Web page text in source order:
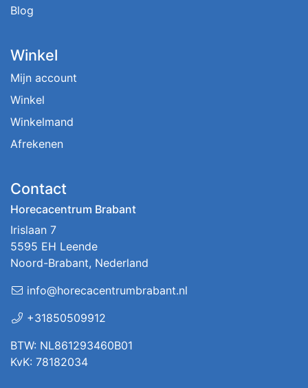
Blog
Winkel
Mijn account
Winkel
Winkelmand
Afrekenen
Contact
Horecacentrum Brabant
Irislaan 7
5595 EH Leende
Noord-Brabant, Nederland
info@horecacentrumbrabant.nl
+31850509912
BTW: NL861293460B01
KvK: 78182034